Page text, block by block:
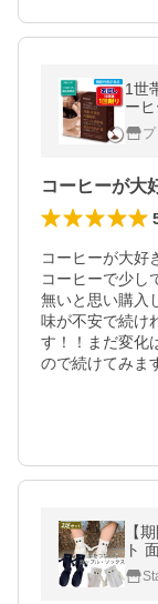
1世
ー
料
コーヒーが大好
コーヒーで少し
無いと思い購入
味が不安で続け
す！！まだ変化
ので続けてみま
【
ト
ス
ソ